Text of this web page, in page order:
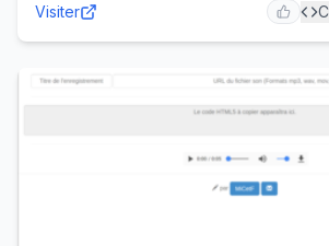
l'image se télécharge en un clic. Tout le
en lien avec l'œuvre de Warhol.
Visiter